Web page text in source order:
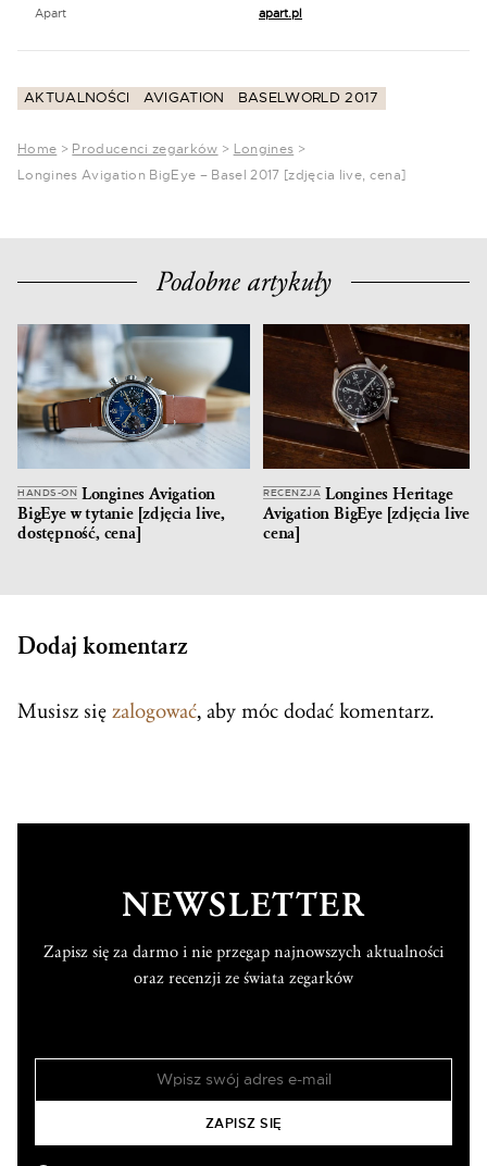
Apart apart.pl
AKTUALNOŚCI AVIGATION BASELWORLD 2017
Home > Producenci zegarków > Longines >
Longines Avigation BigEye – Basel 2017 [zdjęcia live, cena]
Podobne artykuły
HANDS-ON Longines Avigation
BigEye w tytanie [zdjęcia live,
dostępność, cena]
RECENZJA Longines Heritage
Avigation BigEye [zdjęcia live,
cena]
Dodaj komentarz
Musisz się zalogować, aby móc dodać komentarz.
NEWSLETTER
Zapisz się za darmo i nie przegap najnowszych aktualności
oraz recenzji ze świata zegarków